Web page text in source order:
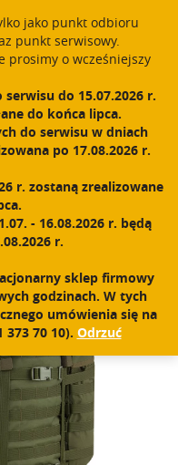
Date()); gtag('config',
Polski
się 0
N
w
g
j
a
jako punkt odbioru
punkt serwisowy.
prosimy o wcześniejszy
do 15.07.2026 r.
do końca lipca.
do serwisu w dniach
po 17.08.2026 r.
r. zostaną zrealizowane
- 16.08.2026 r. będą
r.
sklep firmowy
godzinach. W tych
umówienia się na
70 10). Odrzuć